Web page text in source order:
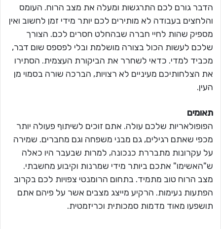
הדבר גורם לכם התרגשות ומעלה את מצב הרוח. העומס
והלחצים בעבודה לא מותירים לכם יותר מידי זמן לחשוב ואין
מספיק שהות לחיי חברה שבהחלט חסרים לכם. הצורך
שלכם לעשות הכול בצורה מושלמת ובלי לפספס שום דבר,
מכביד למדי. כדאי לשחרר את הביקורת העצמית. הסתירו
את הצלחותיכם מעיניים לא רצויות, הברכה שורה בסמוי מן
העין.
תאומים
הפופולאריות שלכם עולה. אתם זוכים לשיתוף פעולה יותר
מכפי שאתם רגילים, גם מבני משפחה וגם מחברים. שמירה
על עקרונות מתבררת כנכונה, למרות שבעבר היו כאלה
ש"האשימו" אתכם ביותר מידי שמרנות וקיבוע מחשבתי.
מצב הרוח טוב מתמיד. בתחום הרומנטי צפויות לכם בקרוב
הפתעות נעימות. הרקיע מייצג מצבים אשר על פיהם אתם
תושפעו מאוד מדמות סמכותית וכריזמטית.